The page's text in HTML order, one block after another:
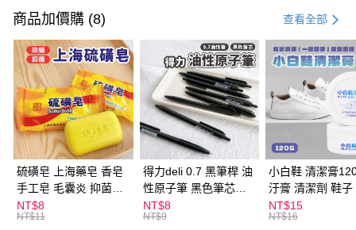
信用卡一次付款
超商取貨付款
LINE Pay
Apple Pay
街口支付
悠遊付
ATM付款
商品加價購 (8) 查看全部
硫磺皂 上海藥皂 香皂
手工皂 毛囊炎 抑菌除
蟎 清潔護膚 去油去痘
寵物皮膚病 狗狗貓咪
NT$8
NT$11
得力deli 0.7 黑筆桿 油
性原子筆 黑色筆芯
S304
NT$8
NT$9
小白鞋 清潔膏
汙膏 清潔劑 鞋子
漬 白皮鞋 鞋油
NT$15
NT$16